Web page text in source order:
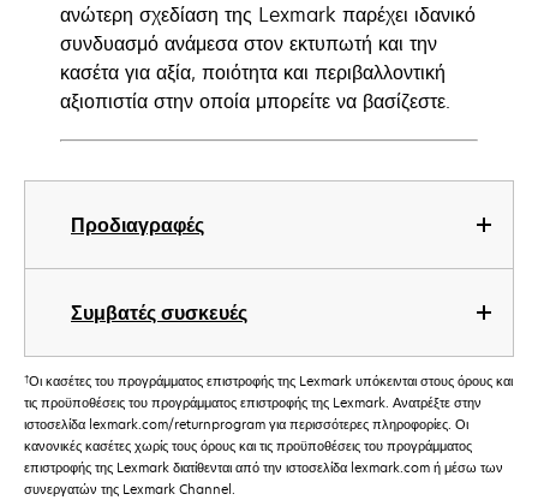
Προδιαγραφές
Συμβατές συσκευές
ανώτερη σχεδίαση της Lexmark παρέχει ιδανικό
συνδυασμό ανάμεσα στον εκτυπωτή και την
κασέτα για αξία, ποιότητα και περιβαλλοντική
αξιοπιστία στην οποία μπορείτε να βασίζεστε.
†Οι κασέτες του προγράμματος επιστροφής της Lexmark υπόκεινται στους όρους και
τις προϋποθέσεις του προγράμματος επιστροφής της Lexmark. Ανατρέξτε στην
ιστοσελίδα lexmark.com/returnprogram για περισσότερες πληροφορίες. Οι
κανονικές κασέτες χωρίς τους όρους και τις προϋποθέσεις του προγράμματος
επιστροφής της Lexmark διατίθενται από την ιστοσελίδα lexmark.com ή μέσω των
συνεργατών της Lexmark Channel.